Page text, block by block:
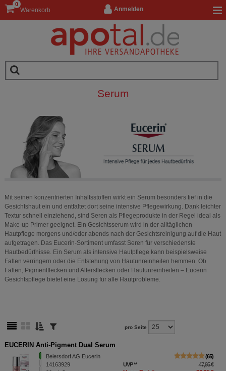
Anmelden
Warenkorb
0
Serum
Mit seinen konzentrierten Inhaltsstoffen wirkt ein Serum besonders tief in die
Gesichtshaut ein und entfaltet dort seine intensive Pflegewirkung. Dank leichter
Textur schnell einziehend, sind Seren als Pflegeprodukte in der Regel ideal als
Make-up Primer geeignet. Ein Gesichtsserum wird in der alltäglichen
Hautpflege morgens und/oder abends nach der Gesichtsreinigung auf die Haut
aufgetragen. Das Eucerin-Sortiment umfasst Seren für verschiedenste
Hautbedürfnisse. Ein Serum als intensive Hautpflege kann beispielsweise
Falten verringern oder die Entstehung von Hautunreinheiten hemmen. Ob
Falten, Pigmentflecken und Altersflecken oder Hautunreinheiten – Eucerin
Gesichtspflege bietet eine Lösung für alle Hautprobleme.
pro Seite
EUCERIN Anti-Pigment Dual Serum
Beiersdorf AG Eucerin
14163929
65
UVP** 47,95 €